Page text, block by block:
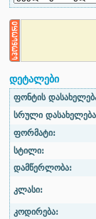
დეტალები
ფონტის
სრული
ფორმატი:
სტილი:
დამწერლობა:
კლასი:
კოდირება: